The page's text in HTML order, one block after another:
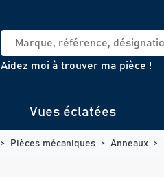
Aidez moi à trouver ma pièce !
Vues éclatées
Pièces mécaniques Anneaux